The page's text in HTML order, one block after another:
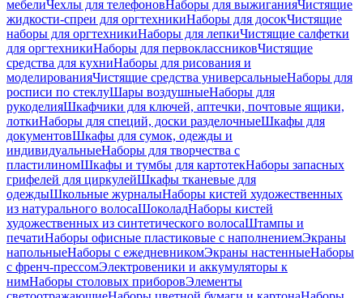
мебелиЧехлы для телефоновНаборы для выжиганияЧистящие
жидкости-спреи для оргтехникиНаборы для досокЧистящие
наборы для оргтехникиНаборы для лепкиЧистящие салфетки
для оргтехникиНаборы для первоклассниковЧистящие
средства для кухниНаборы для рисования и
моделированияЧистящие средства универсальныеНаборы для
росписи по стеклуШары воздушныеНаборы для
рукоделияШкафчики для ключей, аптечки, почтовые ящики,
лоткиНаборы для специй, доски разделочныеШкафы для
документовШкафы для сумок, одежды и
индивидуальныеНаборы для творчества с
пластилиномШкафы и тумбы для картотекНаборы запасных
грифелей для циркулейШкафы тканевые для
одеждыШкольные журналыНаборы кистей художественных
из натурального волосаШоколадНаборы кистей
художественных из синтетического волосаШтампы и
печатиНаборы офисные пластиковые с наполнениемЭкраны
напольныеНаборы с ежедневникомЭкраны настенныеНаборы
с френч-прессомЭлектровеники и аккумуляторы к
нимНаборы столовых приборовЭлементы